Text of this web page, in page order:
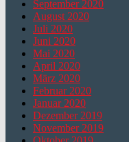
September 2020
August 2020
Juli 2020
Juni 2020
Mai 2020
April 2020
März 2020
Februar 2020
Januar 2020
Dezember 2019
November 2019